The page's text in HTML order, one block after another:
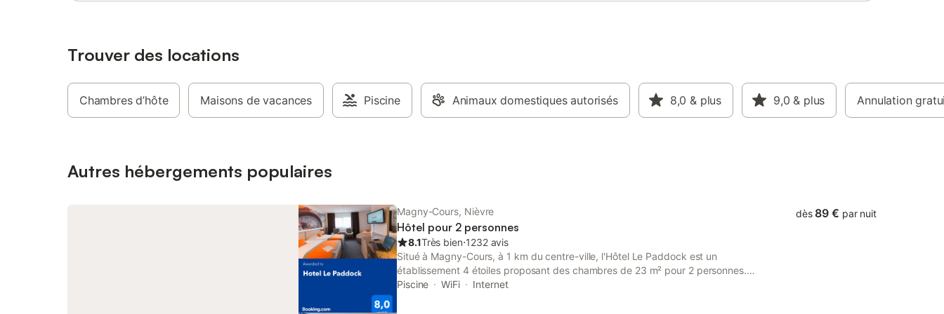
vélos peut être organisé pour vous aider à
découvrir les environs.
Trouver des locations
Chambres d’hôte Maisons de vacances Piscine Animaux domestiques autorisés 8,0 & plus 9,0 & plus Annulation
Autres hébergements populaires
Magny-Cours, Nièvre
Hôtel pour 2 personnes
8.1Très bien⋅1232 avis
Situé à Magny-Cours, à 1 km du centre-ville, l'Hôtel Le Paddock est un
établissement 4 étoiles proposant des chambres de 23 m² pour 2 personnes.
Cet hôtel dispose de chambres insonorisées et est entièrement accessible aux
Piscine WiFi Internet
dès 89 € par nuit